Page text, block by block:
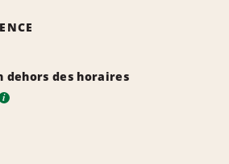
dehors des horaires
i